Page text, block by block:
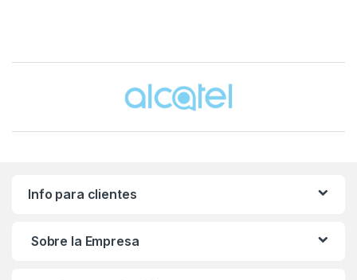
Brands Carousel
Info para clientes
Sobre la Empresa